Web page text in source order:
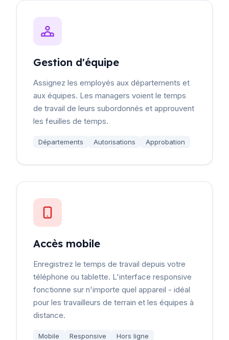
Gestion d'équipe
Assignez les employés aux départements et
aux équipes. Les managers voient le temps
de travail de leurs subordonnés et approuvent
les feuilles de temps.
Départements Autorisations Approbation
Accès mobile
Enregistrez le temps de travail depuis votre
téléphone ou tablette. L'interface responsive
fonctionne sur n'importe quel appareil - idéal
pour les travailleurs de terrain et les équipes à
distance.
Mobile Responsive Hors ligne